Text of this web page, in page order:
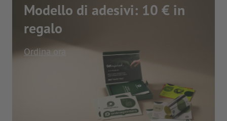
Modello di adesivi: 10 € in
regalo
Ordina ora